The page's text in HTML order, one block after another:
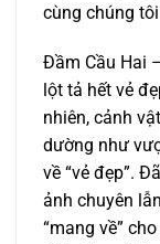
cùng chúng
Đầm Cầu Hai
lột tả hết vẻ
nhiên, cảnh
dường như
về “vẻ đẹp”.
ảnh chuyên
“mang về”